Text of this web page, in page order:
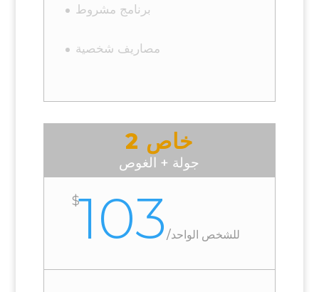
برنامج مشروط
مصاريف شخصية
خاص 2
جولة + الغوص
$103/للشخص الواحد